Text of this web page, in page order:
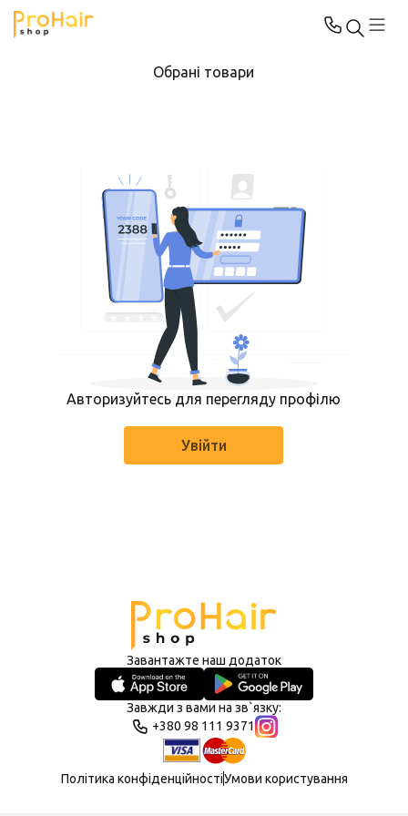
Обрані товари
Авторизуйтесь для перегляду профілю
Увійти
Завантажте наш додаток
Завжди з вами на зв`язку:
+380 98 111 9371
Політика конфіденційностіУмови користування